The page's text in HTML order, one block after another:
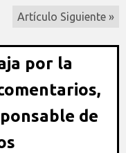
Artículo Siguiente »
por la
de